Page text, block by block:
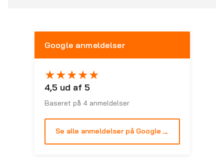
Google anmeldelser
★★★★★
4,5 ud af 5
Baseret på 4 anmeldelser
Se alle anmeldelser på Google →